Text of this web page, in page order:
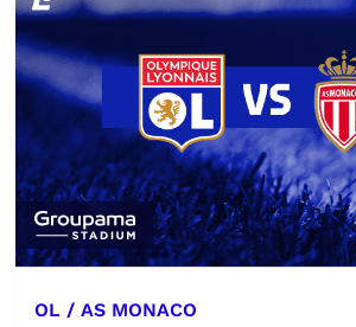
OL / AS MONACO